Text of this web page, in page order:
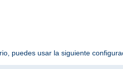
puedes usar la siguiente